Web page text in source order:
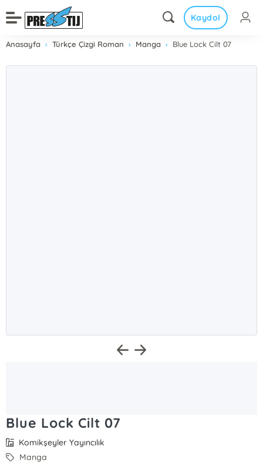
Kaydol
Anasayfa Türkçe Çizgi Roman Manga Blue Lock Cilt 07
Blue Lock Cilt 07
Komikşeyler Yayıncılık
Manga